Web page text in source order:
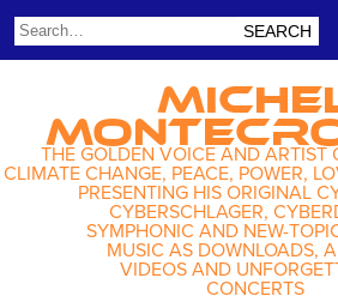
THE GOLDEN VOICE AND ARTIST
CLIMATE CHANGE, PEACE, POWER,
PRESENTING HIS ORIGINAL
CYBERSCHLAGER,
SYMPHONIC AND NEW-
MUSIC AS DOWNLOADS,
VIDEOS AND
CONCERTS